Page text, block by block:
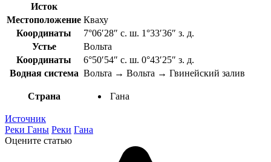
Исток
Местоположение Кваху
Координаты
7°06′28″ с. ш. 1°33′36″ з. д.
Устье
Вольта
Координаты
6°50′54″ с. ш. 0°43′25″ з. д.
Водная система Вольта → Вольта → Гвинейский залив
Страна Гана
Источник
Реки Ганы Реки Гана
Оцените статью